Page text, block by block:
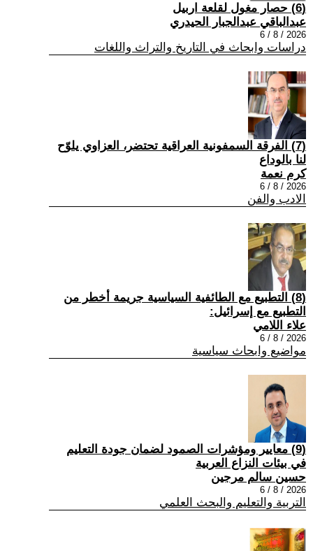
(6) حصار مغول لقلعة اربيل
عبدالباقي عبدالجبار الحيدري
2026 / 8 / 6
دراسات وابحاث في التاريخ والتراث واللغات
(7) الفرقة السمفونية العراقية تحتضر، العزاوي يلوّح
لنا بالوداع
كرم نعمة
2026 / 8 / 6
الادب والفن
(8) التطبيع مع الطائفية السياسية جريمة أخطر من
التطبيع مع إسرائيل:
علاء اللامي
2026 / 8 / 6
مواضيع وابحاث سياسية
(9) معايير ومؤشرات الصمود لضمان جودة التعليم
في بيئات النزاع العربية
حسين سالم مرجين
2026 / 8 / 6
التربية والتعليم والبحث العلمي